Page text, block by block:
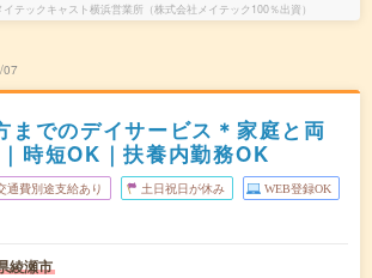
テックキャスト横浜営業所（株式会社メイテック100％出資）
07
までのデイサービス＊家庭と両
時短OK｜扶養内勤務OK
通費別途支給あり 土日祝日が休み WEB登録OK
綾瀬市